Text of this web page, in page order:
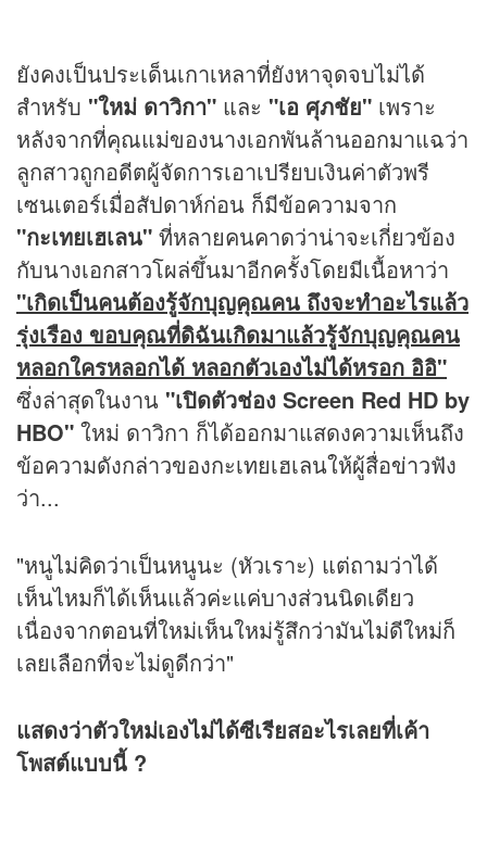
ยังคงเป็นประเด็นเกาเหลาที่ยังหาจุดจบไม่ได้
สำหรับ "ใหม่ ดาวิกา" และ "เอ ศุภชัย" เพราะ
หลังจากที่คุณแม่ของนางเอกพันล้านออกมาแฉว่า
ลูกสาวถูกอดีตผู้จัดการเอาเปรียบเงินค่าตัวพรี
เซนเตอร์เมื่อสัปดาห์ก่อน ก็มีข้อความจาก
"กะเทยเฮเลน" ที่หลายคนคาดว่าน่าจะเกี่ยวข้อง
กับนางเอกสาวโผล่ขึ้นมาอีกครั้งโดยมีเนื้อหาว่า
"เกิดเป็นคนต้องรู้จักบุญคุณคน ถึงจะทำอะไรแล้ว
รุ่งเรือง ขอบคุณที่ดิฉันเกิดมาแล้วรู้จักบุญคุณคน
หลอกใครหลอกได้ หลอกตัวเองไม่ได้หรอก อิอิ"
ซึ่งล่าสุดในงาน "เปิดตัวช่อง Screen Red HD by
HBO" ใหม่ ดาวิกา ก็ได้ออกมาแสดงความเห็นถึง
ข้อความดังกล่าวของกะเทยเฮเลนให้ผู้สื่อข่าวฟัง
ว่า...
"หนูไม่คิดว่าเป็นหนูนะ (หัวเราะ) แต่ถามว่าได้
เห็นไหมก็ได้เห็นแล้วค่ะแค่บางส่วนนิดเดียว
เนื่องจากตอนที่ใหม่เห็นใหม่รู้สึกว่ามันไม่ดีใหม่ก็
เลยเลือกที่จะไม่ดูดีกว่า"
แสดงว่าตัวใหม่เองไม่ได้ซีเรียสอะไรเลยที่เค้า
โพสต์แบบนี้ ?